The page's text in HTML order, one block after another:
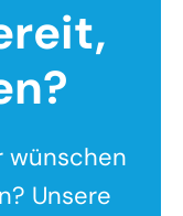
wünschen
Unsere